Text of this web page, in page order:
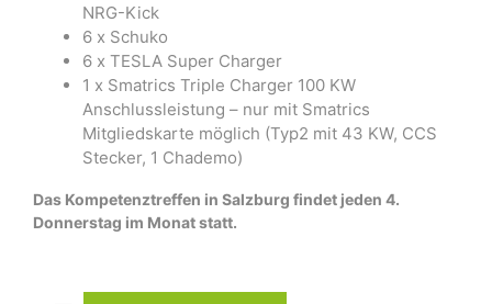
NRG-Kick
6 x Schuko
6 x TESLA Super Charger
1 x Smatrics Triple Charger 100 KW
Anschlussleistung – nur mit Smatrics
Mitgliedskarte möglich (Typ2 mit 43 KW, CCS
Stecker, 1 Chademo)
Das Kompetenztreffen in Salzburg findet jeden 4.
Donnerstag im Monat statt.